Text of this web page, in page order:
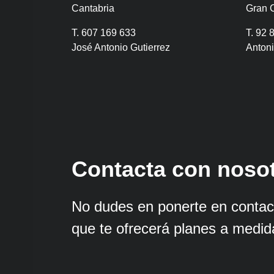
Cantabria
T. 607 169 633
José Antonio Gutierrez
Gran
T. 92
Contacta con
No dudes en ponerte en
que te ofrecerá planes a